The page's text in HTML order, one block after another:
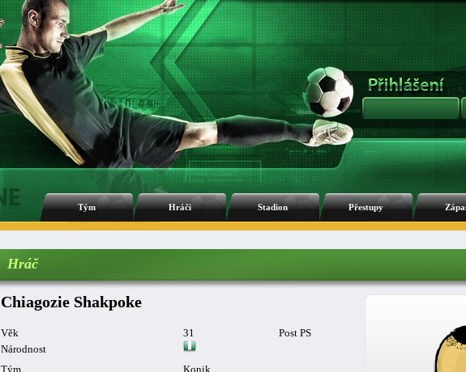
Tým Hráči Stadion Přestupy
Hráč
Chiagozie Shakpoke
Věk 31
Post PS
Národnost
Tým
Konik